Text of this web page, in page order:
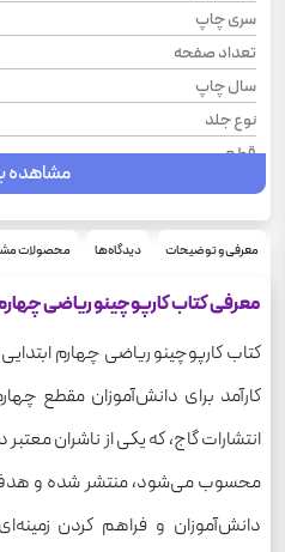
سری چاپ
تعداد صفحه
سال چاپ
نوع جلد
قطع
پایه
وزن
مشاهده
معرفی و توضیحات دیدگاه‌ها محصولات
معرفی کتاب کارپوچینو ریاضی
کتاب کارپوچینو ریاضی چهارم
کارآمد برای دانش‌آموزان مقطع
انتشارات گاج، که یکی از ناشران
محسوب می‌شود، منتشر شده و هدف
دانش‌آموزان و فراهم کردن